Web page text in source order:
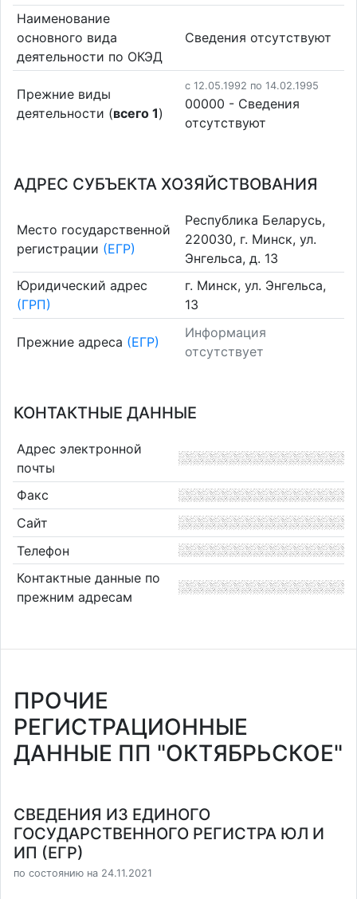
Наименование
основного вида
деятельности по ОКЭД
Cведения отсутствуют
Прежние виды
деятельности (всего 1)
c 12.05.1992 по 14.02.1995
00000 - Cведения
отсутствуют
АДРЕС СУБЪЕКТА ХОЗЯЙСТВОВАНИЯ
Место государственной
регистрации (ЕГР)
Республика Беларусь,
220030, г. Минск, ул.
Энгельса, д. 13
Юридический адрес
(ГРП)
г. Минск, ул. Энгельса,
13
Прежние адреса (ЕГР)
Информация
отсутствует
КОНТАКТНЫЕ ДАННЫЕ
Адрес электронной
почты
Факс
Сайт
Телефон
Контактные данные по
прежним адресам
ПРОЧИЕ
РЕГИСТРАЦИОННЫЕ
ДАННЫЕ ПП "ОКТЯБРЬСКОЕ"
СВЕДЕНИЯ ИЗ ЕДИНОГО
ГОСУДАРСТВЕННОГО РЕГИСТРА ЮЛ И
ИП (ЕГР)
по состоянию на 24.11.2021